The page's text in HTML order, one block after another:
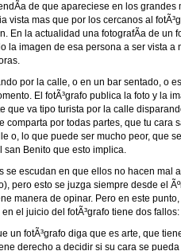
de que apareciese en los grandes
vista mas que por los cercanos al
En la actualidad una fotografÃ­a de un
la imagen de esa persona a ser vista a
por la calle, o en un bar sentado, o
El fotÃ³grafo publica la foto y la
que va tipo turista por la calle
comparta por todas partes, que tu cara
o, lo que puede ser mucho peor, que
san Benito que esto implica.
se escudan en que ellos no hacen mal
pero esto se juzga siempre desde el
manera de opinar. Pero en este
el juicio del fotÃ³grafo tiene dos fallos:
un fotÃ³grafo diga que es arte, que
derecho a decidir si su cara se